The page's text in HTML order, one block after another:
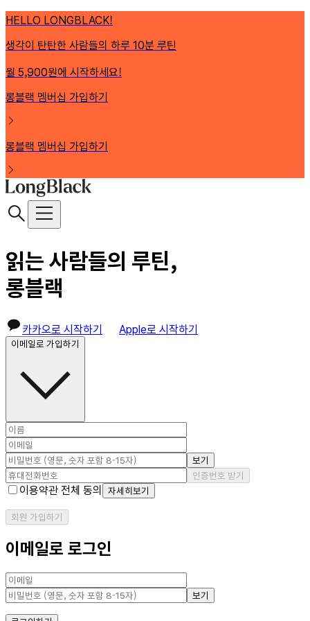
HELLO LONGBLACK!
생각이 탄탄한 사람들의 하루 10분 루틴
월 5,900원에 시작하세요!
롱블랙 멤버십 가입하기
롱블랙 멤버십 가입하기
읽는 사람들의 루틴,
롱블랙
카카오로 시작하기 Apple로 시작하기
이메일로 가입하기
보기
인증번호 받기
이용약관 전체 동의 자세히보기
회원 가입하기
이메일로 로그인
보기